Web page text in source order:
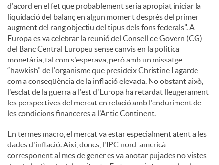
d'acord en el fet que probablement seria apropiat iniciar la
liquidació del balanç en algun moment després del primer
augment del rang objectiu del tipus dels fons federals". A
Europa es va celebrar la reunió del Consell de Govern (CG)
del Banc Central Europeu sense canvis en la política
monetària, tal com s'esperava, però amb un missatge
“hawkish” de l'organisme que presideix Christine Lagarde
com a conseqüència de la inflació elevada. No obstant això,
l'esclat de la guerra a l'est d'Europa ha retardat lleugerament
les perspectives del mercat en relació amb l'enduriment de
les condicions financeres a l’Antic Continent.
En termes macro, el mercat va estar especialment atent a les
dades d'inflació. Així, doncs, l'IPC nord-americà
corresponent al mes de gener es va anotar pujades no vistes